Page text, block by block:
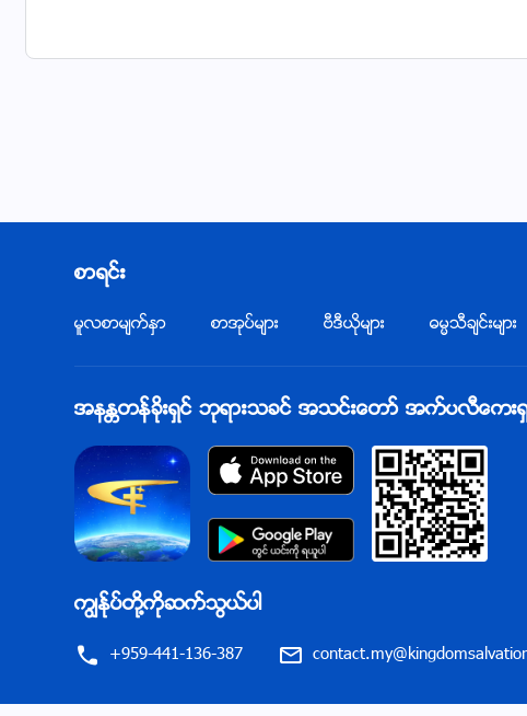
စာရင္း
မူလစာမ်က္ႏွာ စာအုပ္မ်ား ဗီဒီယိုမ်ား ဓမၼသီခ်င္းမ်ား
အနႏၲတန္ခိုးရွင္ ဘုရားသခင္ အသင္းေတာ္ အက္ပလီေကးရွ
ကြၽန္ုပ္တို႔ကိုဆက္သြယ္ပါ
+959-441-136-387